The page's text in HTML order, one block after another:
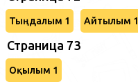
Тыңдалым 1 Айтылым 1
Страница 73
Оқылым 1